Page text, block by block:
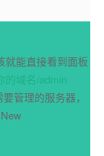
就能直接看到面板
的域名/admin
管理的服务器，